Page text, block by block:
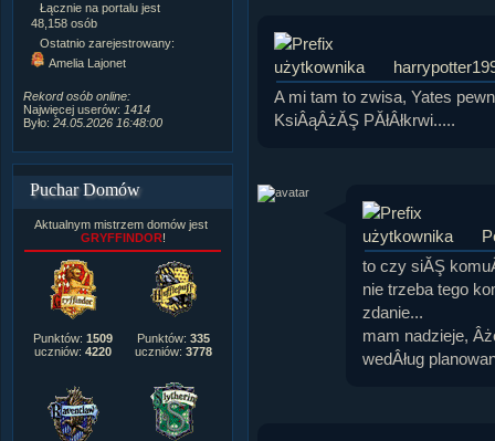
Łącznie na portalu jest
48,158 osób
Ostatnio zarejestrowany:
Amelia Lajonet
Rekord osób online:
Najwięcej userów: 1414
Było: 24.05.2026 16:48:00
Komentarzy do materiałów:
Rozdanych pochwał: 3,327
Puchar Domów
Aktualnym mistrzem domów jest
GRYFFINDOR!
Punktów: 1509
uczniów: 4220
Punktów: 335
uczniów: 3778
A mi tam to zwisa, Yates
KsiÂąÂżĂŞ PĂłÂłkrwi.....
to czy siĂŞ
nie trzeba tego
zdanie...
mam nadzieje,
wedÂług